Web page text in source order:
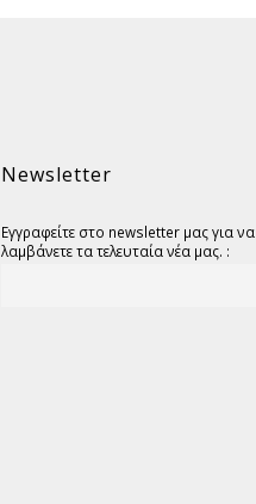
Newsletter
Εγγραφείτε στο newsletter μας για να
λαμβάνετε τα τελευταία νέα μας. :